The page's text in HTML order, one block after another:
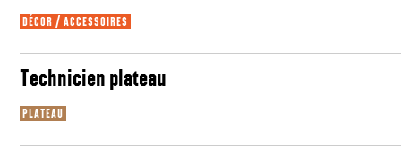
DÉCOR / ACCESSOIRES
Technicien plateau
PLATEAU